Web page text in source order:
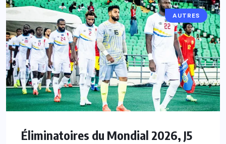
AUTRES
Éliminatoires du Mondial 2026, J5